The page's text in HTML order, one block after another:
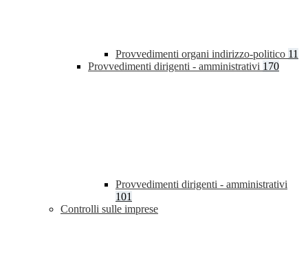
Provvedimenti organi indirizzo-politico 11
Provvedimenti dirigenti - amministrativi 170
Provvedimenti dirigenti - amministrativi
101
Controlli sulle imprese